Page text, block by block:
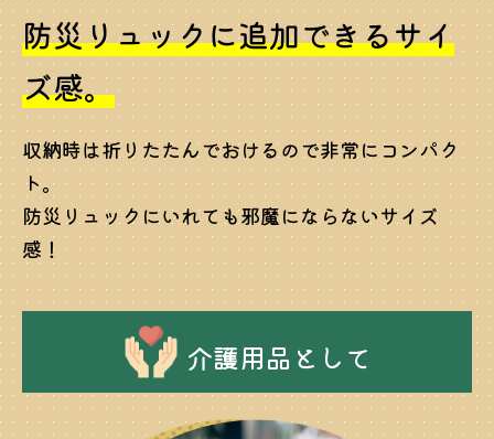
防災リュックに追加できるサイ
ズ感。
収納時は折りたたんでおけるので非常にコンパク
ト。
防災リュックにいれても邪魔にならないサイズ
感！
介護用品として